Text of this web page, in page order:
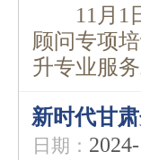
11月1日-
顾问专项
升专业服
新时代甘
日期：